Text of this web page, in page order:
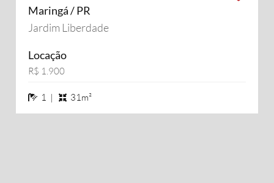
Maringá / PR
Jardim Liberdade
Locação
R$ 1.900
1 banheiros
1 | 31m²